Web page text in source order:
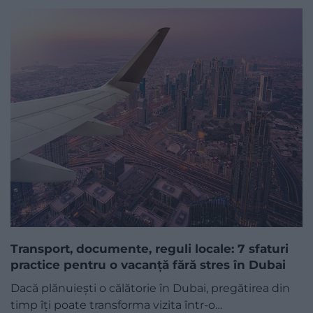
Transport, documente, reguli locale: 7 sfaturi
practice pentru o vacanță fără stres în Dubai
Dacă plănuiești o călătorie în Dubai, pregătirea din
timp îți poate transforma vizita într-o…